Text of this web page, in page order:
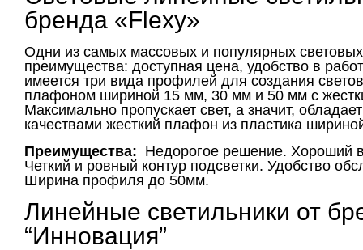
бренда «Flexy»
Одни из самых массовых и популярных
преимущества: доступная цена, удобство в
имеется три вида профилей для создания
плафоном шириной 15 мм, 30 мм и 50 мм с
Максимально пропускает свет, а значит,
качествами жесткий плафон из пластика
Преимущества: Недорогое решение. Хороший
Четкий и ровный контур подсветки. Удобство
Ширина профиля до 50мм.
Линейные светильники от
“Инновация”